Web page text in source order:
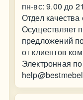
пн-вс: 9.00 до
Отдел
Осуществляет
предложений
от клиентов
Электронная